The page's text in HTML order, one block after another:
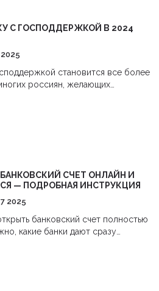
С ГОСПОДДЕРЖКОЙ В 2024
становится все более
россиян, желающих
на такую ипотеку? В
критерии, требования и
Узнайте, что нужно для
и какие шаги предпринять для
СЧЕТ ОНЛАЙН И
— ПОДРОБНАЯ ИНСТРУКЦИЯ
2025
банковский счет полностью
какие банки дают сразу